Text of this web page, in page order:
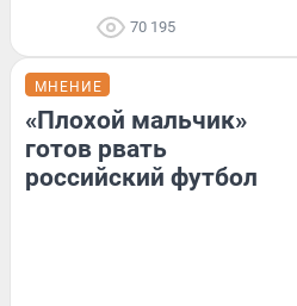
70 195
МНЕНИЕ
«Плохой мальчик»
готов рвать
российский футбол